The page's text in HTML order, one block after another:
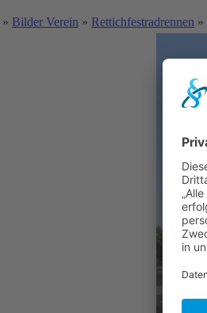
» Bilder Verein » Rettichfestradrennen »